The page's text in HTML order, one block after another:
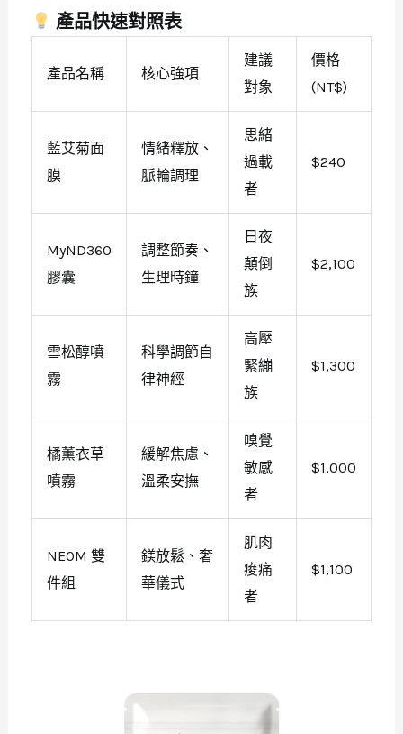
產品快速對照表
產品名稱 核心強項
建議
對象
價格
(NT$)
藍艾菊面
膜
情緒釋放、
脈輪調理
思緒
過載
者
$240
MyND360
膠囊
調整節奏、
生理時鐘
日夜
顛倒
族
$2,100
雪松醇噴
霧
科學調節自
律神經
高壓
緊繃
族
$1,300
橘薰衣草
噴霧
緩解焦慮、
溫柔安撫
嗅覺
敏感
者
$1,000
NEOM 雙
件組
鎂放鬆、奢
華儀式
肌肉
痠痛
者
$1,100